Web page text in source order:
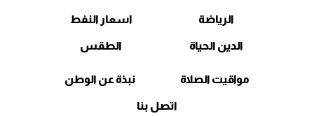
الرياضة
الدين الحياة
اسعار النفط
الطقس
مواقيت الصلاة نبذة عن الوطن
اتصل بنا